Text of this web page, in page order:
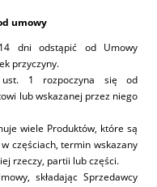
umowy
dni odstąpić od Umowy
przyczyny.
1 rozpoczyna się od
lub wskazanej przez niego
wiele Produktów, które są
częściach, termin wskazany
rzeczy, partii lub części.
składając Sprzedawcy